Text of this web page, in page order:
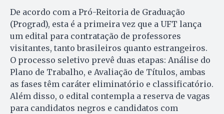
De acordo com a Pró-Reitoria de Graduação
(Prograd), esta é a primeira vez que a UFT lança
um edital para contratação de professores
visitantes, tanto brasileiros quanto estrangeiros.
O processo seletivo prevê duas etapas: Análise do
Plano de Trabalho, e Avaliação de Títulos, ambas
as fases têm caráter eliminatório e classificatório.
Além disso, o edital contempla a reserva de vagas
para candidatos negros e candidatos com